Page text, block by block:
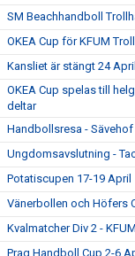
SM Beachhandboll
OKEA Cup för KFUM
Kansliet är stängt 24
OKEA Cup spelas till
deltar
Handbollsresa -
Ungdomsavslutning -
Potatiscupen 17-19 April
Vänerbollen och Höfers
Kvalmatcher Div 2 -
Prag Handboll Cup 2-6